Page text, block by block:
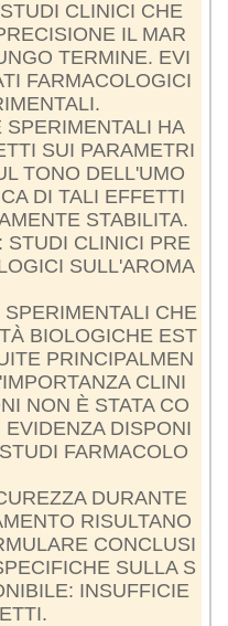
CLINICI CHE
IL MAR
TERMINE. EVI
FARMACOLOGICI
HA
SUI PARAMETRI
TONO DELL'UMO
DI TALI EFFETTI
STABILITA.
STUDI CLINICI PRE
SULL'AROMA
CHE
BIOLOGICHE EST
PRINCIPALMEN
CLINI
NON È STATA CO
DISPONI
FARMACOLO
DURANTE
RISULTANO
CONCLUSI
SULLA S
INSUFFICIE